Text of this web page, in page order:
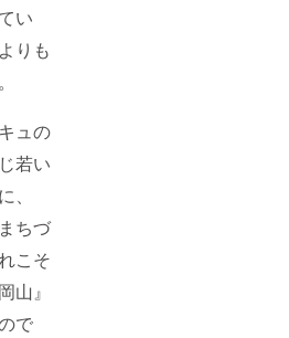
い
りも
ュの
若い
ちづ
こそ
山』
で